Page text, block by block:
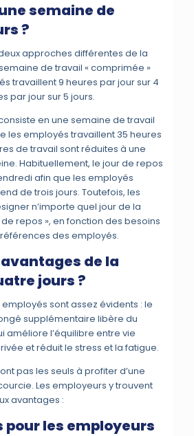
semaine de
?
approches différentes de la
de travail « comprimée »
travaillent 9 heures par jour sur 4
par jour sur 5 jours.
en une semaine de travail
les employés travaillent 35 heures
de travail sont réduites à une
Habituellement, le jour de repos
afin que les employés
de trois jours. Toutefois, les
n’importe quel jour de la
repos », en fonction des besoins
des employés.
de la
jours ?
sont assez évidents : le
supplémentaire libère du
améliore l’équilibre entre vie
et réduit le stress et la fatigue.
pas les seuls à profiter d’une
Les employeurs y trouvent
avantages :
pour les employeurs